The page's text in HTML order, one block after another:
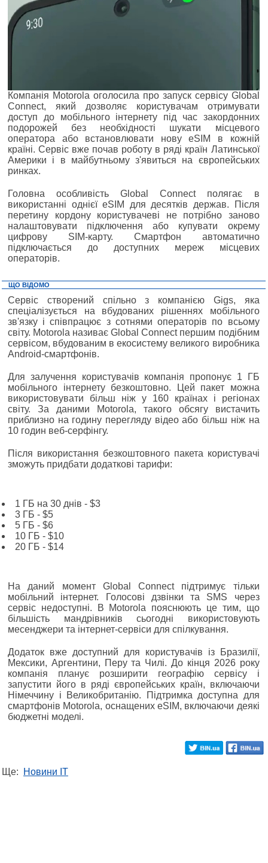
Компанія Motorola оголосила про запуск сервісу Global
Connect, який дозволяє користувачам отримувати
доступ до мобільного інтернету під час закордонних
подорожей без необхідності шукати місцевого
оператора або встановлювати нову eSIM в кожній
країні. Сервіс вже почав роботу в ряді країн Латинської
Америки і в майбутньому з'явиться на європейських
ринках.
Головна особливість Global Connect полягає в
використанні однієї eSIM для десятків держав. Після
перетину кордону користувачеві не потрібно заново
налаштовувати підключення або купувати окрему
цифрову SIM-карту. Смартфон автоматично
підключається до доступних мереж місцевих
операторів.
ЩО ВІДОМО
Сервіс створений спільно з компанією Gigs, яка
спеціалізується на вбудованих рішеннях мобільного
зв'язку і співпрацює з сотнями операторів по всьому
світу. Motorola називає Global Connect першим подібним
сервісом, вбудованим в екосистему великого виробника
Android-смартфонів.
Для залучення користувачів компанія пропонує 1 ГБ
мобільного інтернету безкоштовно. Цей пакет можна
використовувати більш ніж у 160 країнах і регіонах
світу. За даними Motorola, такого обсягу вистачить
приблизно на годину перегляду відео або більш ніж на
10 годин веб-серфінгу.
Після використання безкоштовного пакета користувачі
зможуть придбати додаткові тарифи:
1 ГБ на 30 днів - $3
3 ГБ - $5
5 ГБ - $6
10 ГБ - $10
20 ГБ - $14
На даний момент Global Connect підтримує тільки
мобільний інтернет. Голосові дзвінки та SMS через
сервіс недоступні. В Motorola пояснюють це тим, що
більшість мандрівників сьогодні використовують
месенджери та інтернет-сервіси для спілкування.
Додаток вже доступний для користувачів із Бразилії,
Мексики, Аргентини, Перу та Чилі. До кінця 2026 року
компанія планує розширити географію сервісу і
запустити його в ряді європейських країн, включаючи
Німеччину і Великобританію. Підтримка доступна для
смартфонів Motorola, оснащених eSIM, включаючи деякі
бюджетні моделі.
Ще: Новини IT